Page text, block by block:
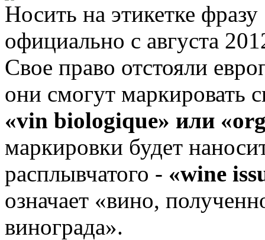
Носить на этикетке фразу
официально с августа
Свое право отстояли
они смогут маркировать
«vin biologique» или
маркировки будет
расплывчатого - «wine
означает «вино,
винограда».